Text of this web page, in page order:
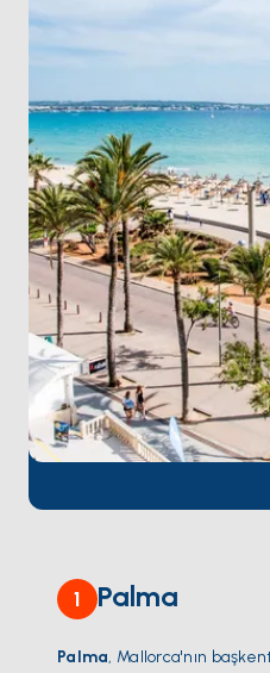
Oradan muhteşem bir
olarak Menorca'nın iki
Ciutadella'ya gidin.
Bu rota güneş ışığı, parti
Akdeniz deneyimi vaat
güzel halini kucaklayın!
1 Palma
Palma, Mallorca'nın